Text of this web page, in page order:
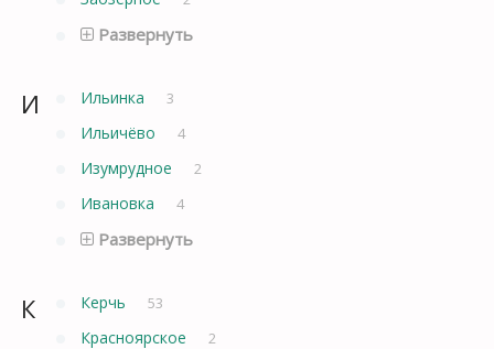
Развернуть
И Ильинка 3
Ильичёво 4
Изумрудное 2
Ивановка 4
Развернуть
К Керчь 53
Красноярское 2